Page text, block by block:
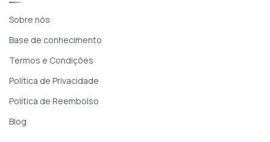
Sobre nós
Base de conhecimento
Termos e Condições
Política de Privacidade
Política de Reembolso
Blog